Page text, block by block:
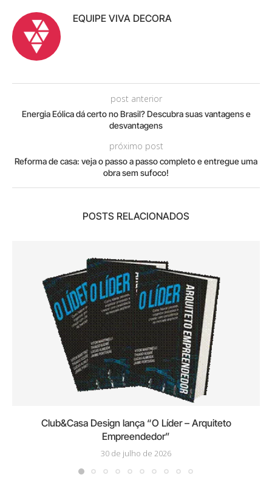
EQUIPE VIVA DECORA
post anterior
Energia Eólica dá certo no Brasil? Descubra suas vantagens e
desvantagens
próximo post
Reforma de casa: veja o passo a passo completo e entregue uma
obra sem sufoco!
POSTS RELACIONADOS
Club&Casa Design lança “O Líder – Arquiteto
Empreendedor”
30 de julho de 2026